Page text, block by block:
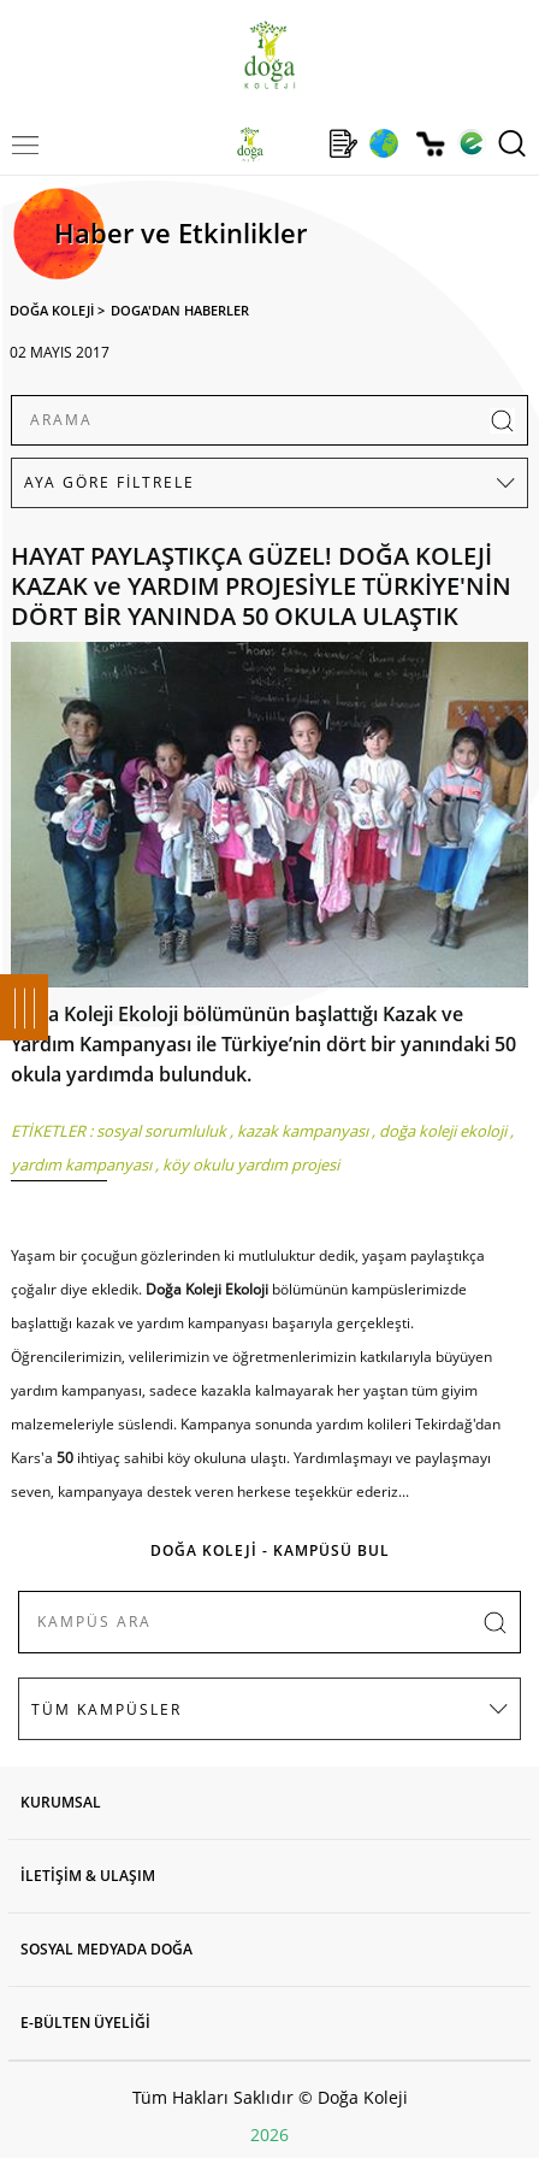
Haber ve Etkinlikler
DOĞA KOLEJİ > DOGA'DAN HABERLER
02 MAYIS 2017
HAYAT PAYLAŞTIKÇA GÜZEL! DOĞA KOLEJİ
KAZAK ve YARDIM PROJESİYLE TÜRKİYE'NİN
DÖRT BİR YANINDA 50 OKULA ULAŞTIK
Doğa Koleji Ekoloji bölümünün başlattığı Kazak ve
Yardım Kampanyası ile Türkiye’nin dört bir yanındaki 50
okula yardımda bulunduk.
ETİKETLER : sosyal sorumluluk, kazak kampanyası, doğa koleji ekoloji,
yardım kampanyası, köy okulu yardım projesi
Yaşam bir çocuğun gözlerinden ki mutluluktur dedik, yaşam paylaştıkça
çoğalır diye ekledik. Doğa Koleji Ekoloji bölümünün kampüslerimizde
başlattığı kazak ve yardım kampanyası başarıyla gerçekleşti.
Öğrencilerimizin, velilerimizin ve öğretmenlerimizin katkılarıyla büyüyen
yardım kampanyası, sadece kazakla kalmayarak her yaştan tüm giyim
malzemeleriyle süslendi. Kampanya sonunda yardım kolileri Tekirdağ'dan
Kars'a 50ihtiyaç sahibi köy okuluna ulaştı. Yardımlaşmayı ve paylaşmayı
seven, kampanyaya destek veren herkese teşekkür ederiz...
DOĞA KOLEJİ - KAMPÜSÜ BUL
KURUMSAL
İLETİŞİM & ULAŞIM
SOSYAL MEDYADA DOĞA
E-BÜLTEN ÜYELİĞİ
Tüm Hakları Saklıdır © Doğa Koleji
2026